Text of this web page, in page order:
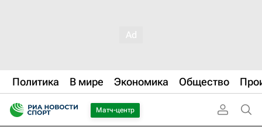
Политика В мире Экономика Общество
Матч-центр